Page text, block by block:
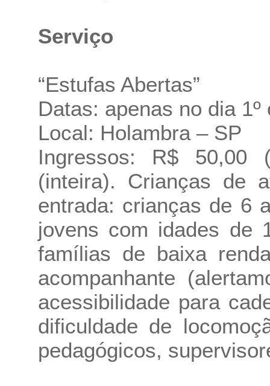
Serviço
“Estufas Abertas”
Datas: apenas no dia
Local: Holambra – SP
Ingressos: R$ 50,00
(inteira). Crianças de
entrada: crianças de 6
jovens com idades de
famílias de baixa
acompanhante
acessibilidade para
dificuldade de
pedagógicos,